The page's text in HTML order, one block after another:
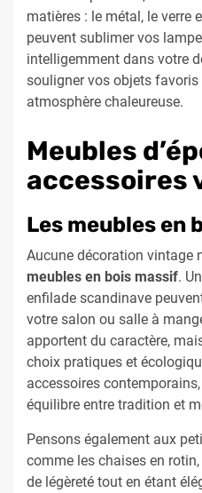
matières : le métal, le verre
peuvent sublimer vos
intelligemment dans votre
souligner vos objets
atmosphère chaleureuse.
Meubles
accessoires
Les meubles en
Aucune décoration vintage
meubles en bois massif.
enfilade scandinave
votre salon ou salle à
apportent du caractère,
choix pratiques et
accessoires
équilibre entre tradition et
Pensons également aux
comme les chaises en
de légèreté tout en étant